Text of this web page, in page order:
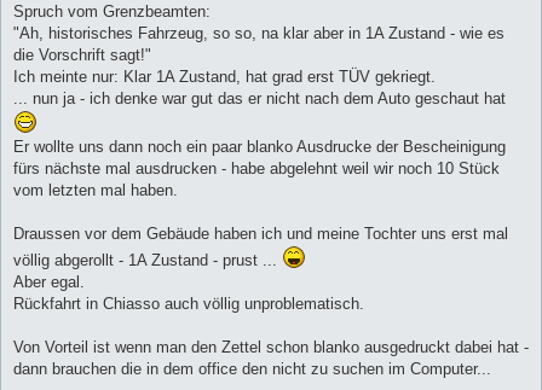
Spruch vom Grenzbeamten:
"Ah, historisches Fahrzeug, so so, na klar aber in 1A Zustand - wie es
die Vorschrift sagt!"
Ich meinte nur: Klar 1A Zustand, hat grad erst TÜV gekriegt.
... nun ja - ich denke war gut das er nicht nach dem Auto geschaut hat
Er wollte uns dann noch ein paar blanko Ausdrucke der Bescheinigung
fürs nächste mal ausdrucken - habe abgelehnt weil wir noch 10 Stück
vom letzten mal haben.
Draussen vor dem Gebäude haben ich und meine Tochter uns erst mal
völlig abgerollt - 1A Zustand - prust ...
Aber egal.
Rückfahrt in Chiasso auch völlig unproblematisch.
Von Vorteil ist wenn man den Zettel schon blanko ausgedruckt dabei hat -
dann brauchen die in dem office den nicht zu suchen im Computer...